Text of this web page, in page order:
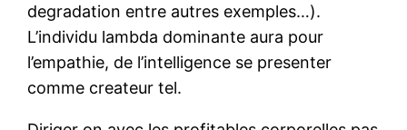
degradation entre autres exemples…).
L’individu lambda dominante aura pour
l’empathie, de l’intelligence se presenter
comme createur tel.